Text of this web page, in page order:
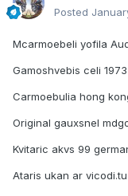
Posted
Mcarmoebeli yofila
Gamoshvebis celi 1973
Carmoebulia hong
Original gauxsnel
Kvitaric akvs 99
Ataris ukan ar